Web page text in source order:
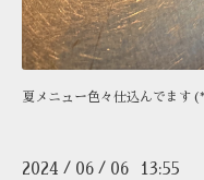
2024 / 06 / 06 13:55